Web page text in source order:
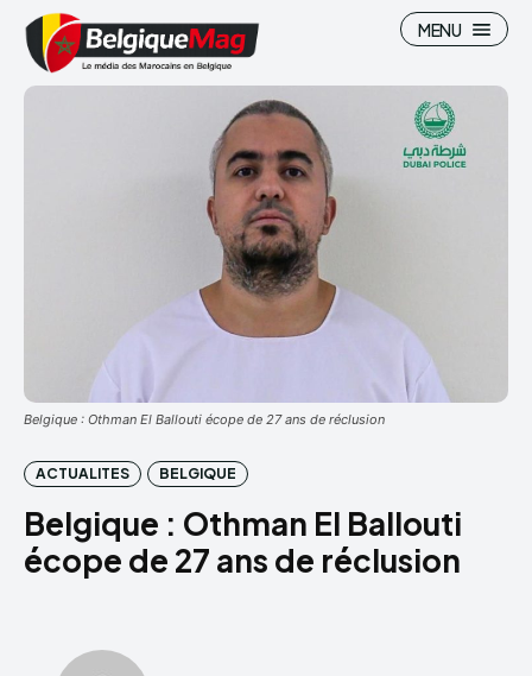
Search
Search
MENU
Belgique : Othman El Ballouti écope de 27 ans de réclusion
ACTUALITES BELGIQUE
Belgique : Othman El Ballouti
écope de 27 ans de réclusion